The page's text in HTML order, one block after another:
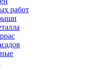
работ